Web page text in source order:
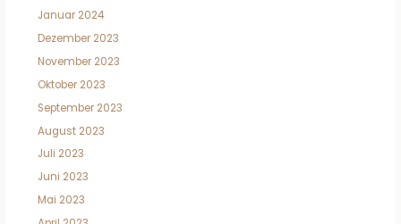
Januar 2024
Dezember 2023
November 2023
Oktober 2023
September 2023
August 2023
Juli 2023
Juni 2023
Mai 2023